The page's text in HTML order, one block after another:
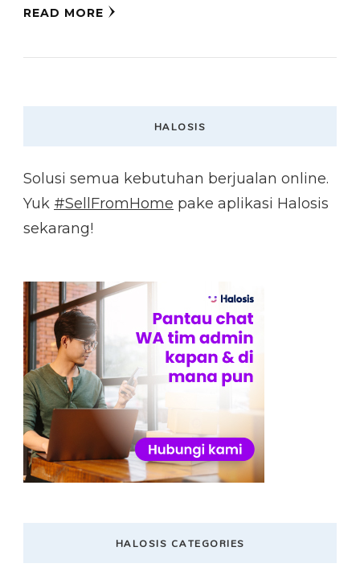
READ MORE
HALOSIS
Solusi semua kebutuhan berjualan online.
Yuk #SellFromHome pake aplikasi Halosis
sekarang!
HALOSIS CATEGORIES